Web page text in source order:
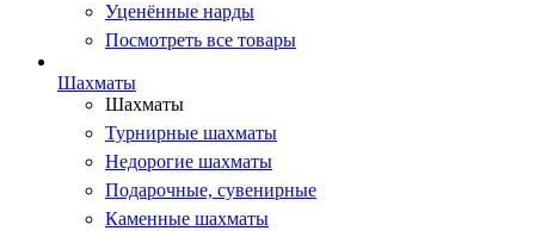
Уценённые нарды
Посмотреть все товары
Шахматы
Шахматы
Турнирные шахматы
Недорогие шахматы
Подарочные, сувенирные
Каменные шахматы